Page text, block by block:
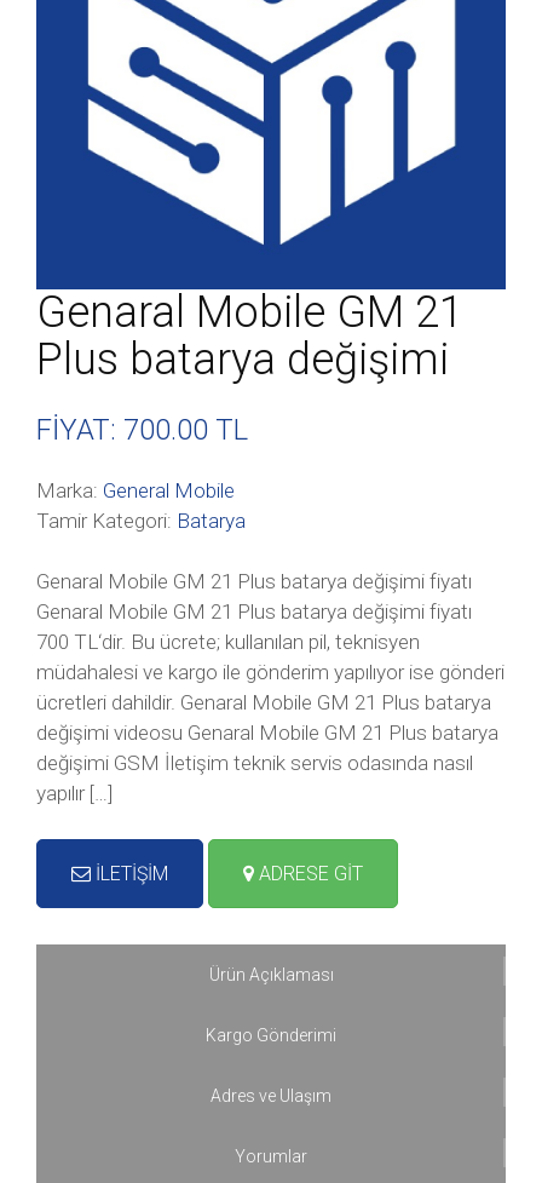
Genaral Mobile GM 21
Plus batarya değişimi
FİYAT: 700.00 TL
Marka: General Mobile
Tamir Kategori: Batarya
Genaral Mobile GM 21 Plus batarya değişimi fiyatı
Genaral Mobile GM 21 Plus batarya değişimi fiyatı
700 TL‘dir. Bu ücrete; kullanılan pil, teknisyen
müdahalesi ve kargo ile gönderim yapılıyor ise gönderi
ücretleri dahildir. Genaral Mobile GM 21 Plus batarya
değişimi videosu Genaral Mobile GM 21 Plus batarya
değişimi GSM İletişim teknik servis odasında nasıl
yapılır […]
İLETİŞİM ADRESE GİT
Ürün Açıklaması
Kargo Gönderimi
Adres ve Ulaşım
Yorumlar